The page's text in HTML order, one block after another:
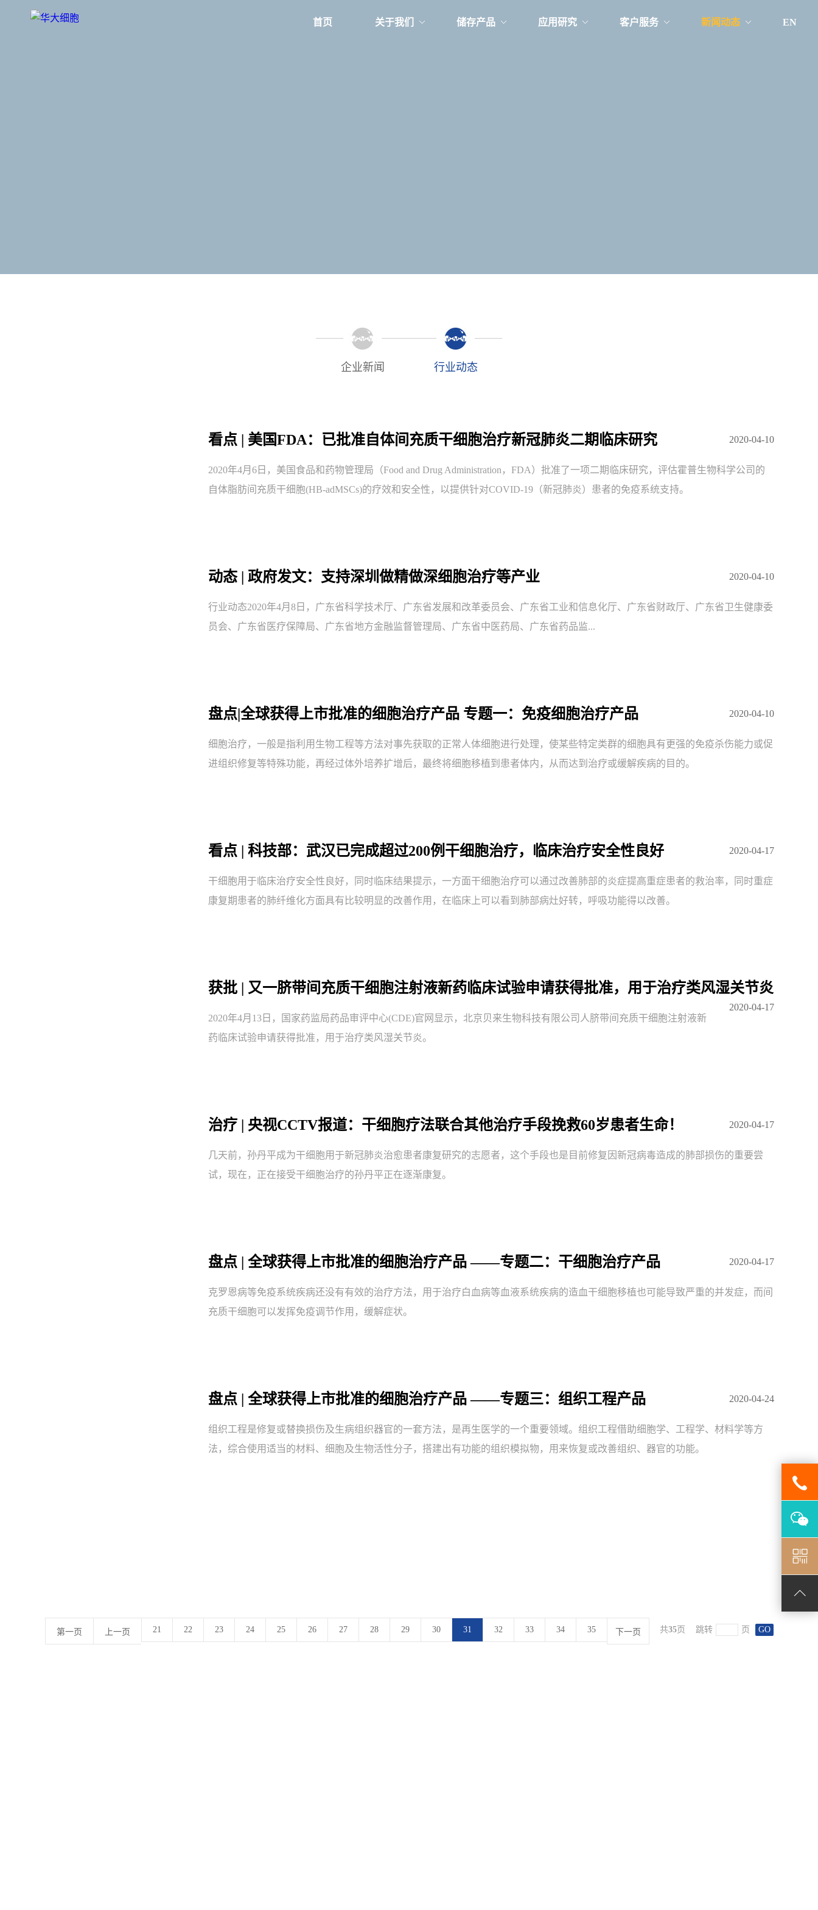
首页 关于我们 储存产品 应用研究 客户服务 新闻动态 EN
企业新闻 行业动态
看点 | 美国FDA：​已批准自体间充质干细胞治疗新冠肺炎二期临床研究 2020-04-10
2020年4月6日，美国食品和药物管理局（Food and Drug Administration，FDA）批准了一项二期临床研究，评估霍普生物科学公司的
自体脂肪间充质干细胞(HB-adMSCs)的疗效和安全性，以提供针对COVID-19（新冠肺炎）患者的免疫系统支持。
动态 | 政府发文：支持深圳做精做深细胞治疗等产业 2020-04-10
行业动态2020年4月8日，广东省科学技术厅、广东省发展和改革委员会、广东省工业和信息化厅、广东省财政厅、广东省卫生健康委
员会、广东省医疗保障局、广东省地方金融监督管理局、广东省中医药局、广东省药品监...
盘点|全球获得上市批准的细胞治疗产品 专题一：免疫细胞治疗产品 2020-04-10
细胞治疗，一般是指利用生物工程等方法对事先获取的正常人体细胞进行处理，使某些特定类群的细胞具有更强的免疫杀伤能力或促
进组织修复等特殊功能，再经过体外培养扩增后，最终将细胞移植到患者体内，从而达到治疗或缓解疾病的目的。
看点 | 科技部：武汉已完成超过200例干细胞治疗，临床治疗安全性良好 2020-04-17
干细胞用于临床治疗安全性良好，同时临床结果提示，一方面干细胞治疗可以通过改善肺部的炎症提高重症患者的救治率，同时重症
康复期患者的肺纤维化方面具有比较明显的改善作用，在临床上可以看到肺部病灶好转，呼吸功能得以改善。
获批 | 又一脐带间充质干细胞注射液新药临床试验申请获得批准，用于治疗类风湿关节炎
2020-04-17
2020年4月13日，国家药监局药品审评中心(CDE)官网显示，北京贝来生物科技有限公司人脐带间充质干细胞注射液新
药临床试验申请获得批准，用于治疗类风湿关节炎。
治疗 | 央视CCTV报道：干细胞疗法联合其他治疗手段挽救60岁患者生命！ 2020-04-17
几天前，孙丹平成为干细胞用于新冠肺炎治愈患者康复研究的志愿者，这个手段也是目前修复因新冠病毒造成的肺部损伤的重要尝
试，现在，正在接受干细胞治疗的孙丹平正在逐渐康复。
盘点 | 全球获得上市批准的细胞治疗产品 ——专题二：干细胞治疗产品 2020-04-17
克罗恩病等免疫系统疾病还没有有效的治疗方法，用于治疗白血病等血液系统疾病的造血干细胞移植也可能导致严重的并发症，而间
充质干细胞可以发挥免疫调节作用，缓解症状。
盘点 | 全球获得上市批准的细胞治疗产品 ——专题三：组织工程产品 2020-04-24
组织工程是修复或替换损伤及生病组织器官的一套方法，是再生医学的一个重要领域。组织工程借助细胞学、工程学、材料学等方
法，综合使用适当的材料、细胞及生物活性分子，搭建出有功能的组织模拟物，用来恢复或改善组织、器官的功能。
第一页 上一页 21 22 23 24 25 26 27 28 29 30 31 32 33 34 35 下一页 共35页 跳转 页 GO